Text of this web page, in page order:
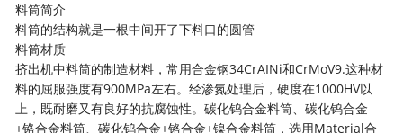
料筒简介
料筒的结构就是一根中间开了下料口的圆管
料筒材质
挤出机中料筒的制造材料，常用合金钢34CrAINi和CrMoV9.这种材
料的屈服强度有900MPa左右。经渗氮处理后，硬度在1000HV以
上，既耐磨又有良好的抗腐蚀性。碳化钨合金料筒、碳化钨合金
+铬合金料筒、碳化钨合金+铬合金+镍合金料筒，选用Material合